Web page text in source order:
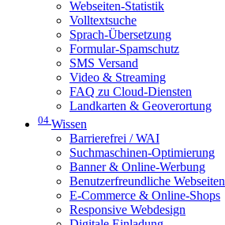
Webseiten-Statistik
Volltextsuche
Sprach-Übersetzung
Formular-Spamschutz
SMS Versand
Video & Streaming
FAQ zu Cloud-Diensten
Landkarten & Geoverortung
04 Wissen
Barrierefrei / WAI
Suchmaschinen-Optimierung
Banner & Online-Werbung
Benutzerfreundliche Webseiten
E-Commerce & Online-Shops
Responsive Webdesign